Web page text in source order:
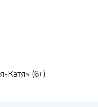
Катя» (6+)